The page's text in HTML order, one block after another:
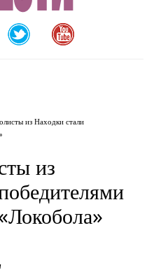
из Находки стали
из